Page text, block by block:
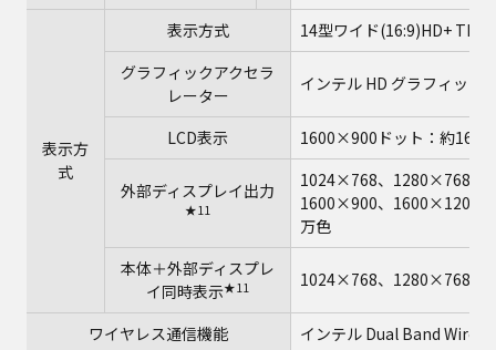
表示方
式
表示方式
14型ワイド(16:9)HD+ TFT
グラフィックアクセラ
レーター
インテル HD グラフィック
LCD表示 1600×900ドット：約1677
外部ディスプレイ出力
★11
1024×768、1280×768、
1600×900、1600×1200
万色
本体＋外部ディスプレ
イ同時表示★11 1024×768、1280×768、
ワイヤレス通信機能 インテル Dual Band